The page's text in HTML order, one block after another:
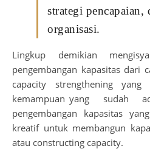
strategi pencapaian,
organisasi.
Lingkup demikian
pengembangan kapasitas dari
capacity strengthening yang
kemampuan yang sudah
pengembangan kapasitas
kreatif untuk membangun
atau constructing capacity.